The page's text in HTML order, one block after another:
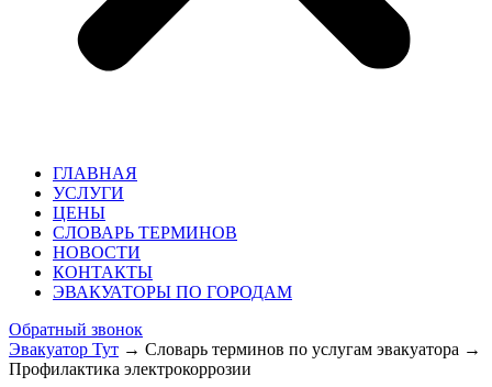
ГЛАВНАЯ
УСЛУГИ
ЦЕНЫ
СЛОВАРЬ ТЕРМИНОВ
НОВОСТИ
КОНТАКТЫ
ЭВАКУАТОРЫ ПО ГОРОДАМ
Обратный звонок
Эвакуатор Тут → Словарь терминов по услугам эвакуатора →
Профилактика электрокоррозии